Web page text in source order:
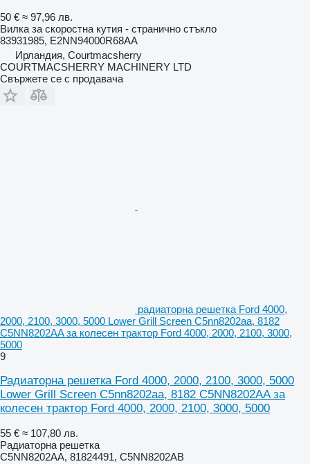
50 € ≈ 97,96 лв.
Вилка за скоростна кутия - странично стъкло
83931985, E2NN94000R68AA
Ирландия, Courtmacsherry
COURTMACSHERRY MACHINERY LTD
Свържете се с продавача
радиаторна решетка Ford 4000,
2000, 2100, 3000, 5000 Lower Grill Screen C5nn8202aa, 8182
C5NN8202AA за колесен трактор Ford 4000, 2000, 2100, 3000,
5000
9
Радиаторна решетка Ford 4000, 2000, 2100, 3000, 5000
Lower Grill Screen C5nn8202aa, 8182 C5NN8202AA за
колесен трактор Ford 4000, 2000, 2100, 3000, 5000
55 € ≈ 107,80 лв.
Радиаторна решетка
C5NN8202AA, 81824491, C5NN8202AB